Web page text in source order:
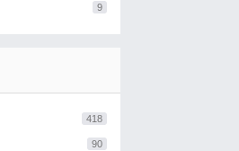
9
418
90